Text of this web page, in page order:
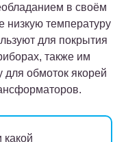
в своём
низкую температуру
для покрытия
также им
обмоток якорей
какой